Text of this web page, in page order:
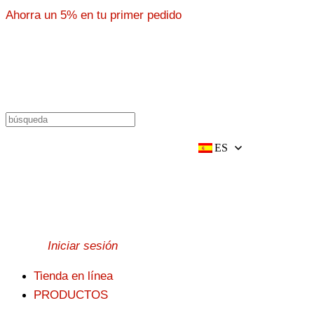
前
Ahorra un 5% en tu primer pedido
Iniciar sesión
ES
Tienda en línea
PRODUCTOS